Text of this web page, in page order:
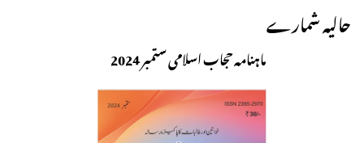
حالیہ شمارے
ماہنامہ حجاب اسلامی ستمبر 2024